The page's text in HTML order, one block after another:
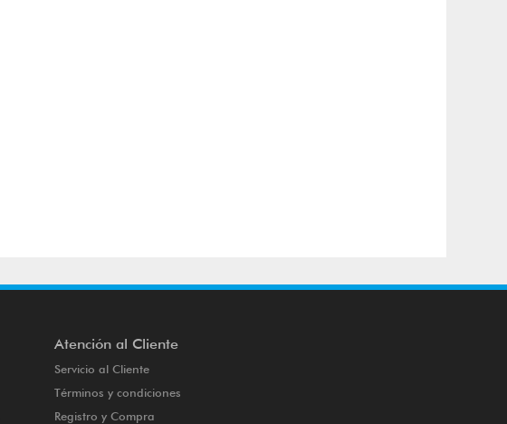
Atención al Cliente
Servicio al Cliente
Términos y condiciones
Registro y Compra